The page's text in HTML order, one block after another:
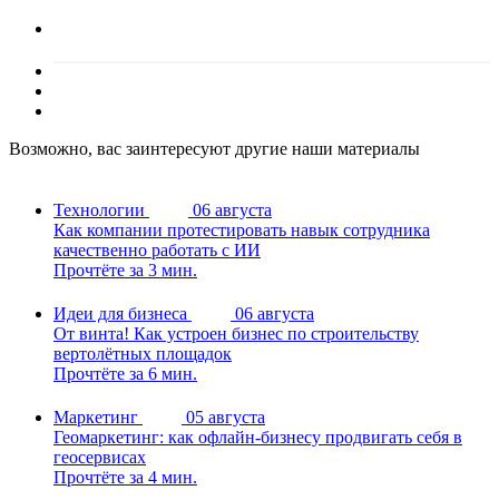
Возможно, вас заинтересуют другие наши материалы
Технологии
06 августа
Как компании протестировать навык сотрудника
качественно работать с ИИ
Прочтёте за 3 мин.
Идеи для бизнеса
06 августа
От винта! Как устроен бизнес по строительству
вертолётных площадок
Прочтёте за 6 мин.
Маркетинг
05 августа
Геомаркетинг: как офлайн-бизнесу продвигать себя в
геосервисах
Прочтёте за 4 мин.